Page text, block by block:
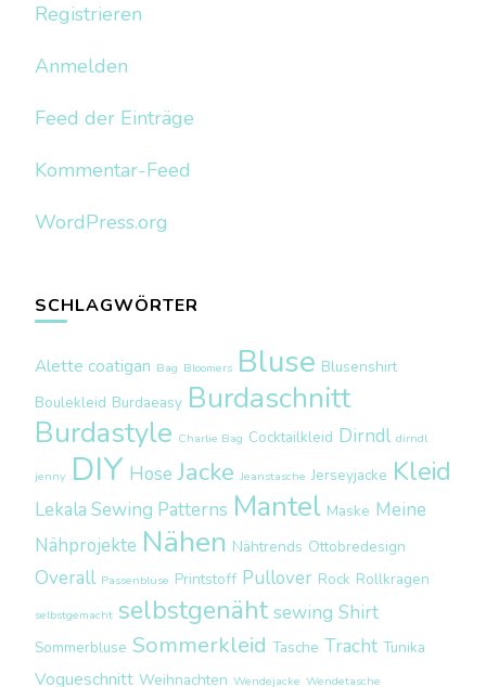
Registrieren
Anmelden
Feed der Einträge
Kommentar-Feed
WordPress.org
SCHLAGWÖRTER
Alette coatigan Bag Bloomers Bluse Blusenshirt
Boulekleid Burdaeasy Burdaschnitt
Burdastyle Charlie Bag Cocktailkleid Dirndl dirndl
jenny DIY Hose Jacke Jeanstasche Jerseyjacke Kleid
Lekala Sewing Patterns Mantel Maske Meine
Nähprojekte Nähen Nähtrends Ottobredesign
Overall Passenbluse Printstoff Pullover Rock Rollkragen
selbstgemacht selbstgenäht sewing Shirt
Sommerbluse Sommerkleid Tasche Tracht Tunika
Vogueschnitt Weihnachten Wendejacke Wendetasche